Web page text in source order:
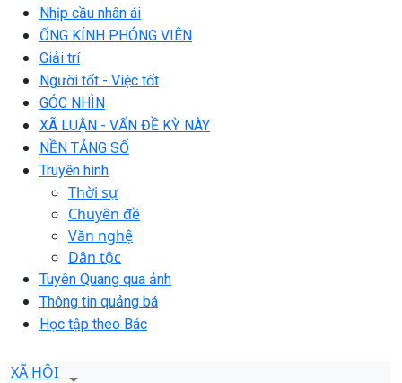
Nhịp cầu nhân ái
ỐNG KÍNH PHÓNG VIÊN
Giải trí
Người tốt - Việc tốt
GÓC NHÌN
XÃ LUẬN - VẤN ĐỀ KỲ NÀY
NỀN TẢNG SỐ
Truyền hình
Thời sự
Chuyên đề
Văn nghệ
Dân tộc
Tuyên Quang qua ảnh
Thông tin quảng bá
Học tập theo Bác
XÃ HỘI